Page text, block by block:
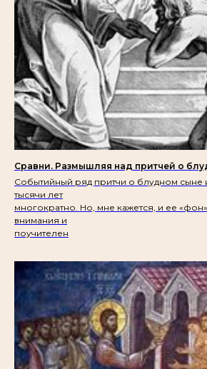
Сравни. Размышляя над притчей о
Событийный ряд притчи о блудном сыне
тысячи лет
многократно. Но, мне кажется, и ее
внимания и
поучителен